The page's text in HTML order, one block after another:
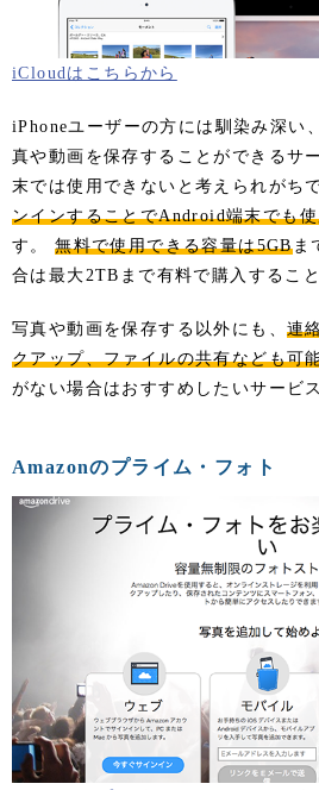
iCloudはこちらから
iPhoneユーザーの方には馴染み深い
真や動画を保存することができるサ
末では使用できないと考えられがち
ンインすることでAndroid端末でも
す。無料で使用できる容量は5GBま
合は最大2TBまで有料で購入するこ
写真や動画を保存する以外にも、 連
クアップ、ファイルの共有なども可
がない場合はおすすめしたいサービ
Amazonのプライム・フォト